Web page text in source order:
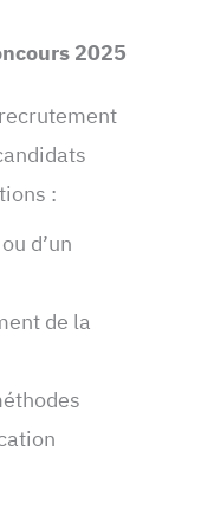
2025
:
d’un
de la